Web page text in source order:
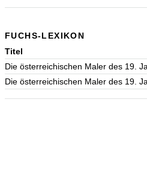
FUCHS-LEXIKON
Titel
Die österreichischen Maler des 19.
Die österreichischen Maler des 19.